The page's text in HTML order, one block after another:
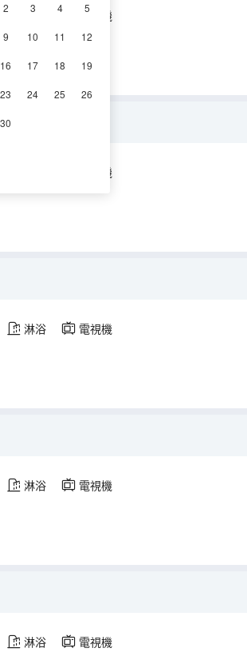
2 3 4 5
9 10 11 12
16 17 18 19
23 24 25 26
30
淋浴 電視機
電視機
淋浴 電視機
淋浴 電視機
淋浴 電視機